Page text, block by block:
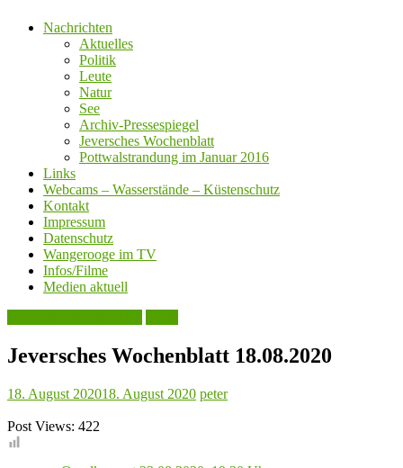
Nachrichten
Aktuelles
Politik
Leute
Natur
See
Archiv-Pressespiegel
Jeversches Wochenblatt
Pottwalstrandung im Januar 2016
Links
Webcams – Wasserstände – Küstenschutz
Kontakt
Impressum
Datenschutz
Wangerooge im TV
Infos/Filme
Medien aktuell
Jeversches Wochenblatt 18.08.2020
18. August 202018. August 2020 peter
Post Views: 422